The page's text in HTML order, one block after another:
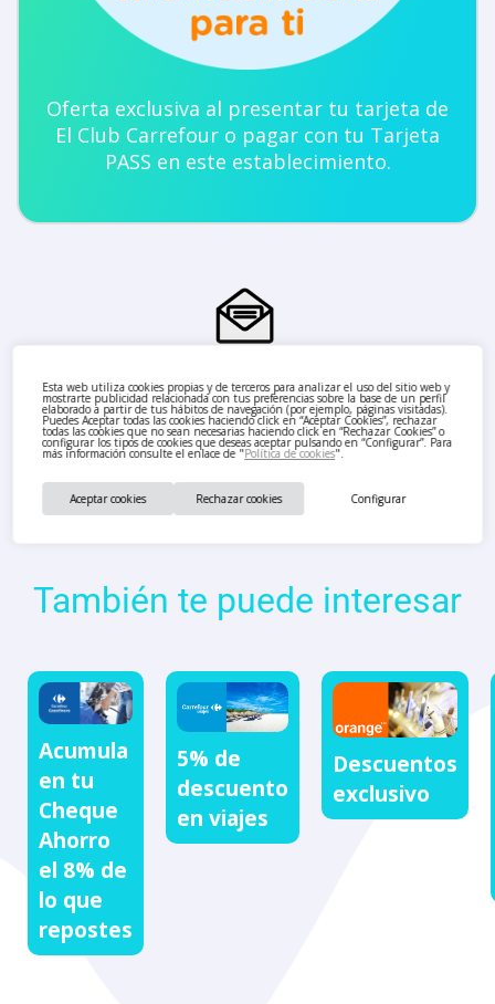
Esta web utiliza cookies propias y de terceros para analizar el uso del sitio web y
mostrarte publicidad relacionada con tus preferencias sobre la base de un perfil
elaborado a partir de tus hábitos de navegación (por ejemplo, páginas visitadas).
Puedes Aceptar todas las cookies haciendo click en “Aceptar Cookies”, rechazar
todas las cookies que no sean necesarias haciendo click en “Rechazar Cookies” o
configurar los tipos de cookies que deseas aceptar pulsando en “Configurar”. Para
más información consulte el enlace de "Política de cookies".
Configurar
Rechazar cookies
Aceptar cookies
Oferta exclusiva al presentar tu tarjeta de
El Club Carrefour o pagar con tu Tarjeta
PASS en este establecimiento.
También te puede interesar
Acumula
en tu
Cheque
Ahorro
el 8% de
lo que
repostes
5% de
descuento
en viajes
Descuentos
exclusivo